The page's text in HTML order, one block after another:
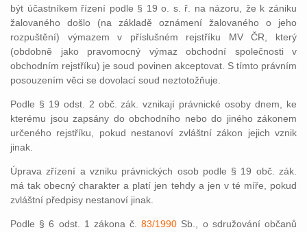
být účastníkem řízení podle § 19 o. s. ř. na názoru, že k zániku
žalovaného došlo (na základě oznámení žalovaného o jeho
rozpuštění) výmazem v příslušném rejstříku MV ČR, který
(obdobně jako pravomocný výmaz obchodní společnosti v
obchodním rejstříku) je soud povinen akceptovat. S tímto právním
posouzením věci se dovolací soud neztotožňuje.
Podle § 19 odst. 2 obč. zák. vznikají právnické osoby dnem, ke
kterému jsou zapsány do obchodního nebo do jiného zákonem
určeného rejstříku, pokud nestanoví zvláštní zákon jejich vznik
jinak.
Úprava zřízení a vzniku právnických osob podle § 19 obč. zák.
má tak obecný charakter a platí jen tehdy a jen v té míře, pokud
zvláštní předpisy nestanoví jinak.
Podle § 6 odst. 1 zákona č.83/1990 Sb., o sdružování občanů